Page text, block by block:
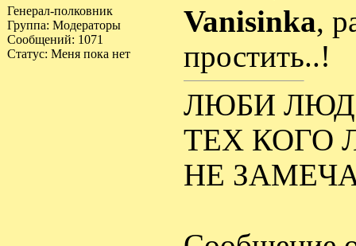
Генерал-полковник
Группа: Модераторы
Сообщений: 1071
Статус: Меня пока нет
Vanisinka,
простить..!
ЛЮБИ
ТЕХ КОГО
НЕ